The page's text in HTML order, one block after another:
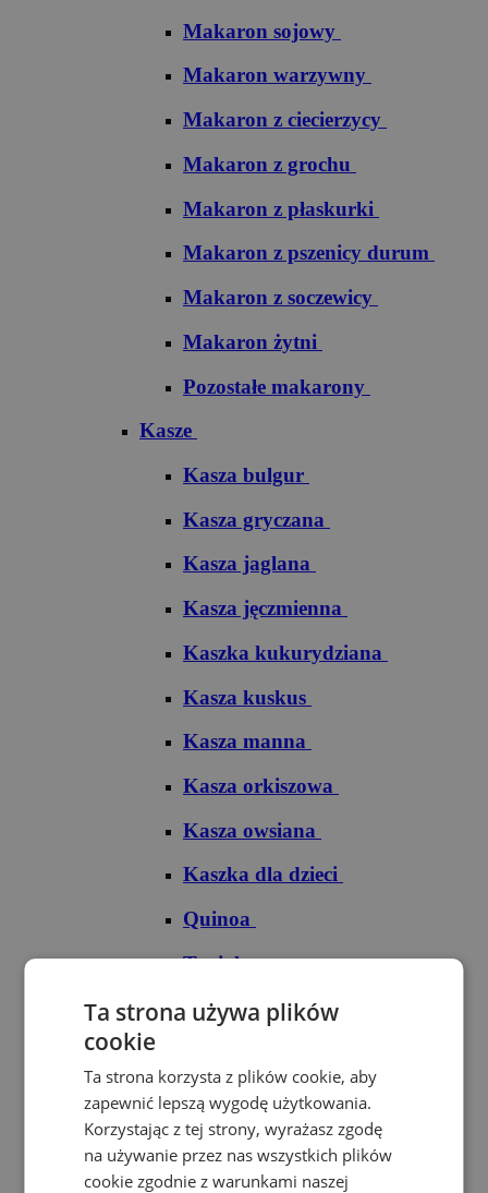
Makaron sojowy
Makaron warzywny
Makaron z ciecierzycy
Makaron z grochu
Makaron z płaskurki
Makaron z pszenicy durum
Makaron z soczewicy
Makaron żytni
Pozostałe makarony
Kasze
Kasza bulgur
Kasza gryczana
Kasza jaglana
Kasza jęczmienna
Kaszka kukurydziana
Kasza kuskus
Kasza manna
Kasza orkiszowa
Kasza owsiana
Kaszka dla dzieci
Quinoa
Tapioka
Ryże
Ryż basmati
Ryż biały
Ryż brązowy
Ta strona używa plików
cookie
Ta strona korzysta z plików cookie, aby
zapewnić lepszą wygodę użytkowania.
Korzystając z tej strony, wyrażasz zgodę
na używanie przez nas wszystkich plików
cookie zgodnie z warunkami naszej